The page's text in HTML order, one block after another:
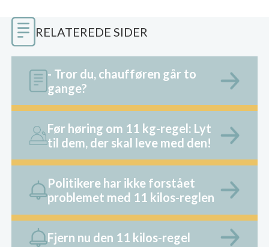
RELATEREDE SIDER
- Tror du, chaufføren går to
gange?
Før høring om 11 kg-regel: Lyt
til dem, der skal leve med den!
Politikere har ikke forstået
problemet med 11 kilos-reglen
Fjern nu den 11 kilos-regel